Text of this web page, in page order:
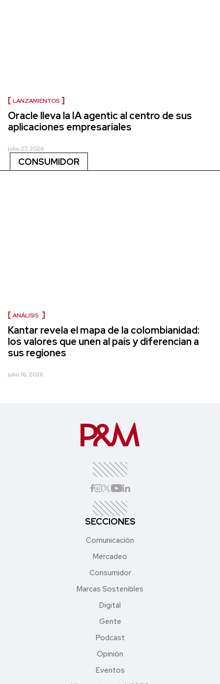
LANZAMIENTOS
Oracle lleva la IA agentic al centro de sus
aplicaciones empresariales
julio 27, 2026
CONSUMIDOR
ANÁLISIS
Kantar revela el mapa de la colombianidad:
los valores que unen al país y diferencian a
sus regiones
julio 16, 2026
SECCIONES
Comunicación
Mercadeo
Consumidor
Marcas Sostenibles
Digital
Gente
Podcast
Opinión
Eventos